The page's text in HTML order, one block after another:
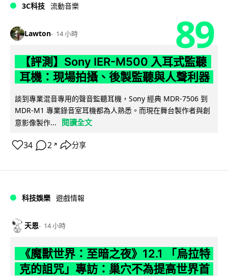
3C科技 流動音樂
Lawton 14 小時 89
【評測】Sony IER-M500 入耳式監聽
耳機：現場拍攝、後製監聽與人聲利器
談到專業混音專用的聲音監聽耳機，Sony 經典 MDR-7506 到
MDR-M1 專業錄音室耳機都為人熟悉。而現在舞台製作者與創
意影像製作...
閱讀全文
34 2 ↗ 分享
科技娛樂 遊戲情報
天恩 14 小時
《魔獸世界：至暗之夜》12.1 「烏拉特
克的詛咒」專訪：巢穴不為提高世界首